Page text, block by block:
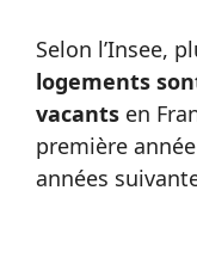
Selon l’Insee,
logements
vacants en
première
années